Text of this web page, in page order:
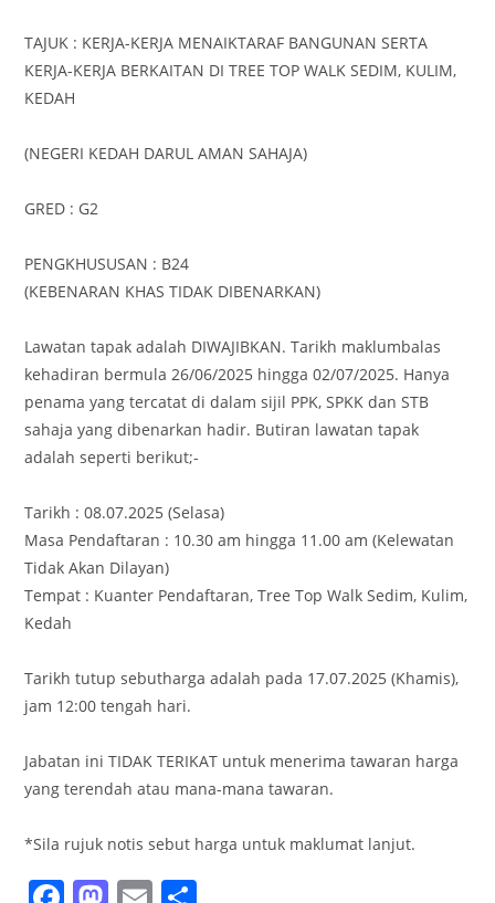
TAJUK : KERJA-KERJA MENAIKTARAF BANGUNAN SERTA
KERJA-KERJA BERKAITAN DI TREE TOP WALK SEDIM, KULIM,
KEDAH
(NEGERI KEDAH DARUL AMAN SAHAJA)
GRED : G2
PENGKHUSUSAN : B24
(KEBENARAN KHAS TIDAK DIBENARKAN)
Lawatan tapak adalah DIWAJIBKAN. Tarikh maklumbalas
kehadiran bermula 26/06/2025 hingga 02/07/2025. Hanya
penama yang tercatat di dalam sijil PPK, SPKK dan STB
sahaja yang dibenarkan hadir. Butiran lawatan tapak
adalah seperti berikut;-
Tarikh : 08.07.2025 (Selasa)
Masa Pendaftaran : 10.30 am hingga 11.00 am (Kelewatan
Tidak Akan Dilayan)
Tempat : Kuanter Pendaftaran, Tree Top Walk Sedim, Kulim,
Kedah
Tarikh tutup sebutharga adalah pada 17.07.2025 (Khamis),
jam 12:00 tengah hari.
Jabatan ini TIDAK TERIKAT untuk menerima tawaran harga
yang terendah atau mana-mana tawaran.
*Sila rujuk notis sebut harga untuk maklumat lanjut.